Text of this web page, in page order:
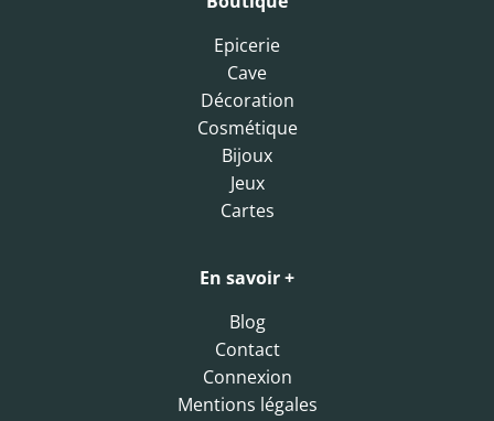
Epicerie
Cave
Décoration
Cosmétique
Bijoux
Jeux
Cartes
En savoir +
Blog
Contact
Connexion
Mentions légales